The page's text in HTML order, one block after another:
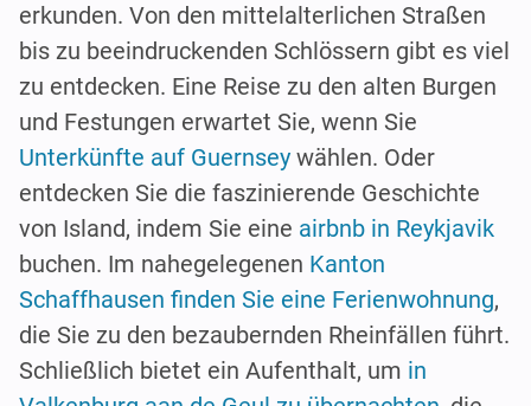
erkunden. Von den mittelalterlichen Straßen
bis zu beeindruckenden Schlössern gibt es viel
zu entdecken. Eine Reise zu den alten Burgen
und Festungen erwartet Sie, wenn Sie
Unterkünfte auf Guernsey wählen. Oder
entdecken Sie die faszinierende Geschichte
von Island, indem Sie eine airbnb in Reykjavik
buchen. Im nahegelegenen Kanton
Schaffhausen finden Sie eine Ferienwohnung,
die Sie zu den bezaubernden Rheinfällen führt.
Schließlich bietet ein Aufenthalt, um in